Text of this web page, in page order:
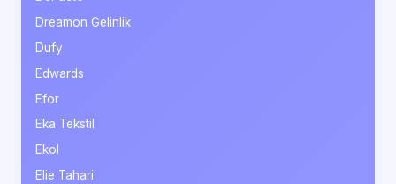
Dreamon Gelinlik
Dufy
Edwards
Efor
Eka Tekstil
Ekol
Elie Tahari